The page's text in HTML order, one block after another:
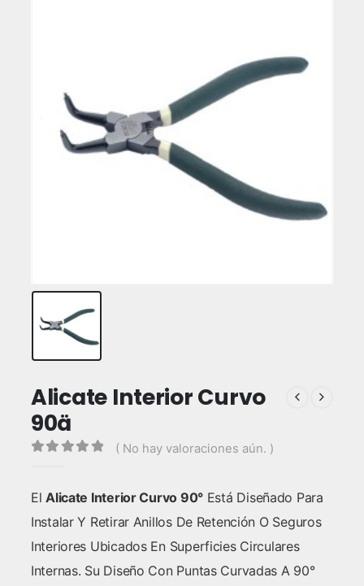
Alicate Interior Curvo
90ä
( No hay valoraciones aún. )
ElAlicate Interior Curvo 90°Está Diseñado Para
Instalar Y Retirar Anillos De Retención O Seguros
Interiores Ubicados En Superficies Circulares
Internas. Su Diseño Con Puntas Curvadas A 90°